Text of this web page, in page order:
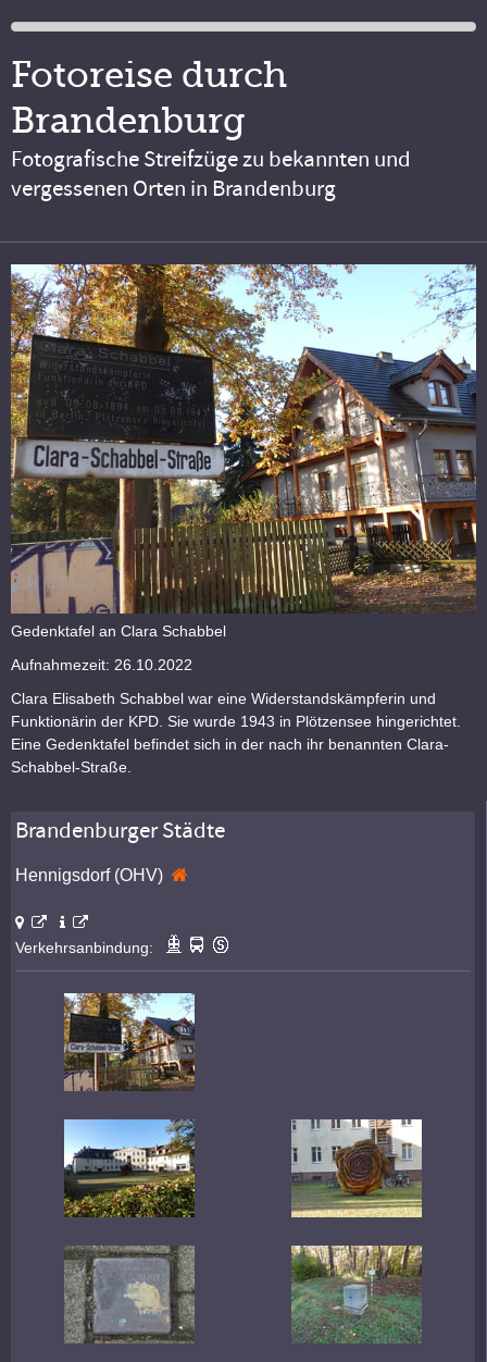
Fotoreise durch
Brandenburg
Fotografische Streifzüge zu bekannten und
vergessenen Orten in Brandenburg
Gedenktafel an Clara Schabbel
Aufnahmezeit: 26.10.2022
Clara Elisabeth Schabbel war eine Widerstandskämpferin und
Funktionärin der KPD. Sie wurde 1943 in Plötzensee hingerichtet.
Eine Gedenktafel befindet sich in der nach ihr benannten Clara-
Schabbel-Straße.
Brandenburger Städte
Hennigsdorf (OHV)
Verkehrsanbindung: